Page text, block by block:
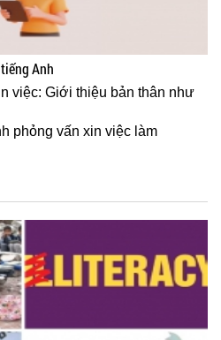
Anh
việc: Giới thiệu bản thân như
phỏng vấn xin việc làm